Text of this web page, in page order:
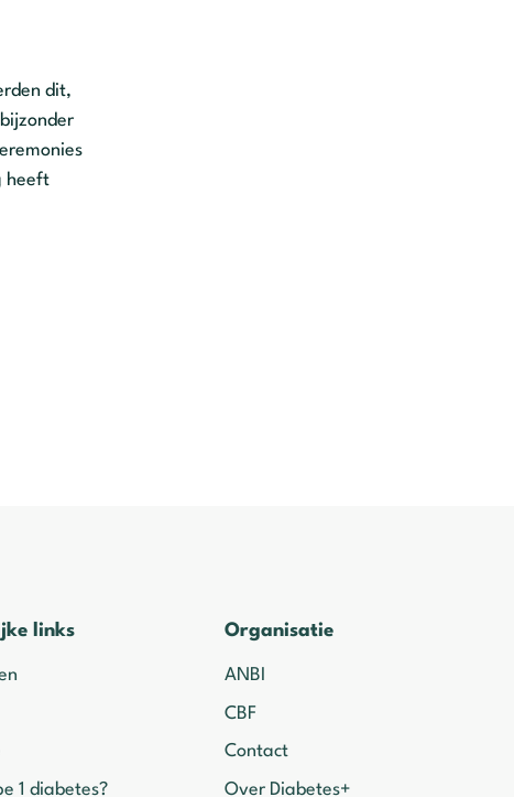
dit,
heeft
links
1 diabetes?
Organisatie
ANBI
CBF
Contact
Over Diabetes+